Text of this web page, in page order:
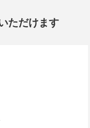
ただけます